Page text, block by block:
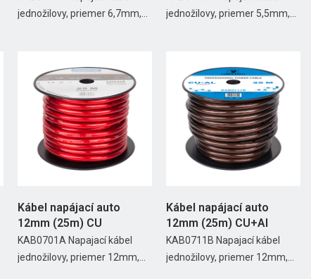
jednožilovy, priemer 6,7mm,...
jednožilovy, priemer 5,5mm,...
Kábel napájací auto
12mm (25m) CU
KAB0701A Napajací kábel
jednožilovy, priemer 12mm,...
Kábel napájací auto
12mm (25m) CU+Al
KAB0711B Napajací kábel
jednožilovy, priemer 12mm,...